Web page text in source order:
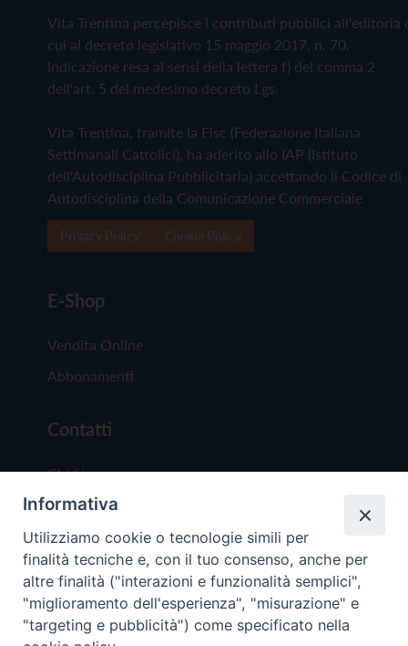
Vita Trentina percepisce i contributi pubblici all'editoria
cui al decreto legislativo 15 maggio 2017, n. 70.
Indicazione resa ai sensi della lettera f) del comma 2
dell'art. 5 del medesimo decreto Lgs.
Vita Trentina, tramite la Fisc (Federazione Italiana
Settimanali Cattolici), ha aderito allo IAP (Istituto
dell'Autodisciplina Pubblicitaria) accettando il Codice di
Autodisciplina della Comunicazione Commerciale
E-Shop
Vendita Online
Abbonamenti
Contatti
Chi Siamo
Redazione
Scrivici
Informativa
Utilizziamo cookie o tecnologie simili per
finalità tecniche e, con il tuo consenso, anche per
altre finalità ("interazioni e funzionalità semplici",
"miglioramento dell'esperienza", "misurazione" e
"targeting e pubblicità") come specificato nella